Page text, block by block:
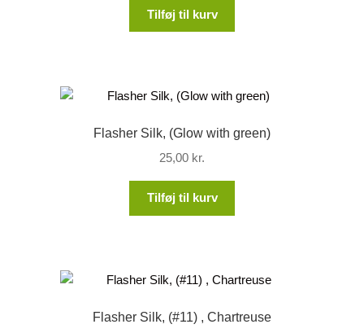
Tilføj til kurv
Flasher Silk, (Glow with green)
25,00 kr.
Tilføj til kurv
Flasher Silk, (#11) , Chartreuse